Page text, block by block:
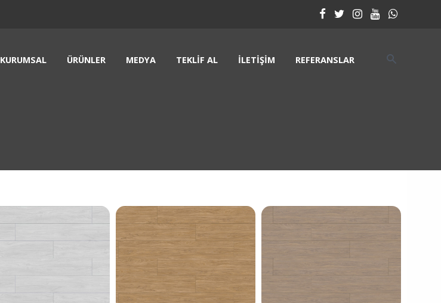
KURUMSAL ÜRÜNLER MEDYA TEKLIF AL İLETIŞIM REFERANSLAR